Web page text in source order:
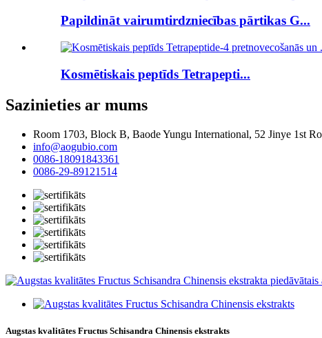
Papildināt vairumtirdzniecības pārtikas G...
Kosmētiskais peptīds Tetrapepti...
Sazinieties ar mums
Room 1703, Block B, Baode Yungu International, 52 Jinye 1st
info@aogubio.com
0086-18091843361
0086-29-89121514
Augstas kvalitātes Fructus Schisandra Chinensis ekstrakts